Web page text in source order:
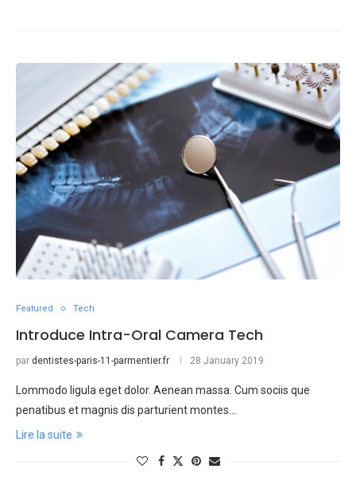
Featured Tech
Introduce Intra-Oral Camera Tech
par dentistes-paris-11-parmentier.fr 28 January 2019
Lommodo ligula eget dolor. Aenean massa. Cum sociis que
penatibus et magnis dis parturient montes…
Lire la suite